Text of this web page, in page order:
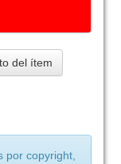
del ítem
por copyright,